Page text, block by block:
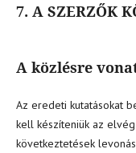
7. A SZERZŐK
A közlésre
Az eredeti kutatásokat
kell készíteniük az
következtetések